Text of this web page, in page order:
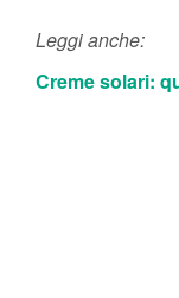
Leggi anche:
Creme solari: